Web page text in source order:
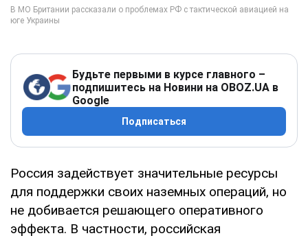
Будьте первыми в курсе главного –
подпишитесь на Новини на OBOZ.UA в
Google
Подписаться
Россия задействует значительные ресурсы
для поддержки своих наземных операций, но
не добивается решающего оперативного
эффекта. В частности, российская